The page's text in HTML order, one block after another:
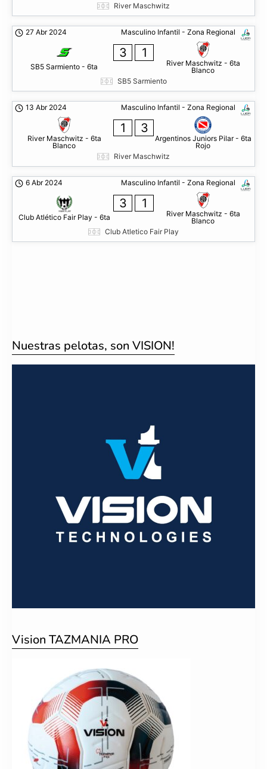
River Maschwitz
Masculino Infantil - Zona Regional
27 Abr 2024
SB5 Sarmiento - 6ta
3 1
River Maschwitz - 6ta
Blanco
SB5 Sarmiento
Masculino Infantil - Zona Regional
13 Abr 2024
River Maschwitz - 6ta
Blanco
1 3
Argentinos Juniors Pilar - 6ta
Rojo
River Maschwitz
Masculino Infantil - Zona Regional
6 Abr 2024
Club Atlético Fair Play - 6ta
3 1
River Maschwitz - 6ta
Blanco
Club Atletico Fair Play
Nuestras pelotas, son VISION!
Vision TAZMANIA PRO